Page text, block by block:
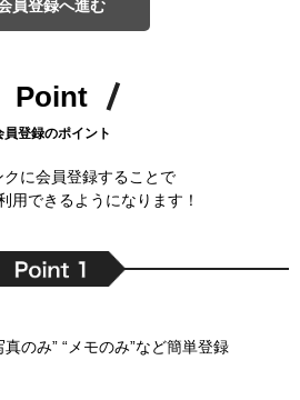
員登録へ進む
Point
員登録のポイント
クに会員登録することで
用できるようになります！
のみ” “メモのみ”など簡単登録